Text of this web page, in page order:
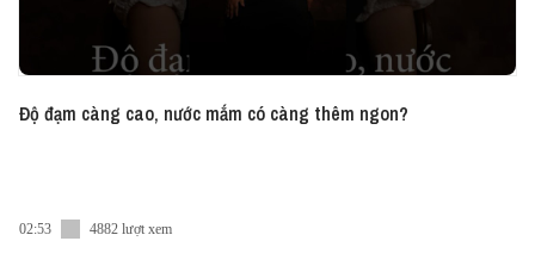
Độ đạm càng cao, nước mắm có càng thêm ngon?
02:53 4882 lượt xem